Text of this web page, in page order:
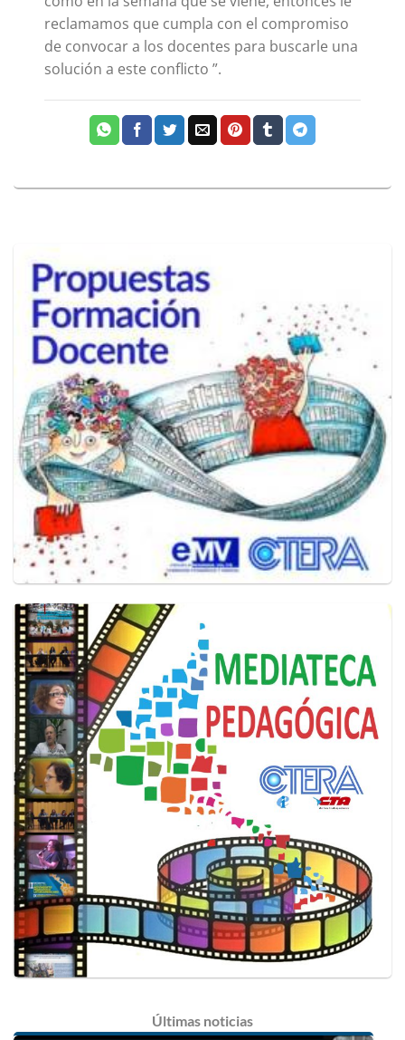
reclamamos que cumpla con el compromiso
de convocar a los docentes para buscarle una
solución a este conflicto ”.
Últimas noticias